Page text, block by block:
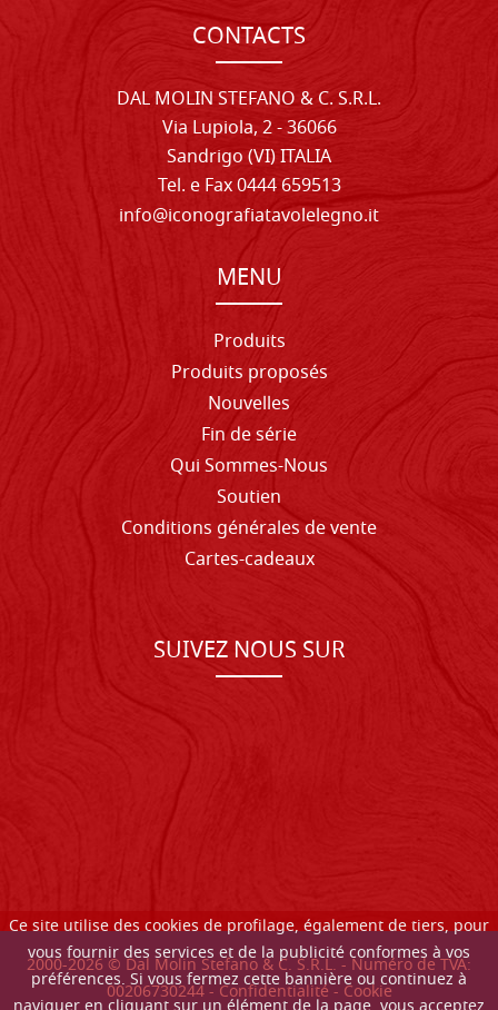
Ce site utilise des cookies de profilage, également de tiers, pour
vous fournir des services et de la publicité conformes à vos
préférences. Si vous fermez cette bannière ou continuez à
CONTACTS
DAL MOLIN STEFANO & C. S.R.L.
Via Lupiola, 2 - 36066
Sandrigo (VI) ITALIA
Tel. e Fax 0444 659513
info@iconografiatavolelegno.it
MENU
Produits
Produits proposés
Nouvelles
Fin de série
Qui Sommes-Nous
Soutien
Conditions générales de vente
Cartes-cadeaux
SUIVEZ NOUS SUR
2000-2026© Dal Molin Stefano & C. S.R.L. - Numéro de TVA:
00206730244 -Confidentialité-Cookie